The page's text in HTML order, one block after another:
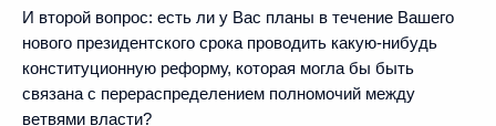
И второй вопрос: есть ли у Вас планы в течение Вашего
нового президентского срока проводить какую-нибудь
конституционную реформу, которая могла бы быть
связана с перераспределением полномочий между
ветвями власти?